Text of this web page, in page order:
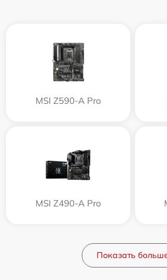
MSI Z590-A Pro
MSI Z490-A Pro
Показать